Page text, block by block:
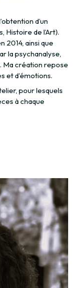
d’un
Histoire de l’Art).
2014, ainsi que
la psychanalyse,
Ma création repose
et d’émotions.
pour lesquels
à chaque